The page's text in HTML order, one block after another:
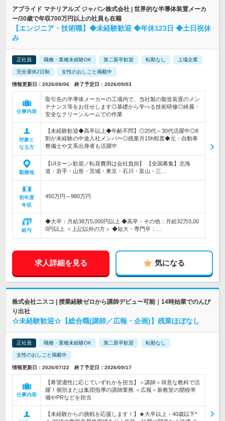
アプライド マテリアルズ ジャパン株式会社 | 世界的な半導体装置メーカ
ー/30歳で年収700万円以上の社員も在籍
【エンジニア・技術職】◆未経験歓迎 ◆年休123日 ◆土日祝休
み
正社員 職種・業種未経験OK 第二新卒歓迎 転勤なし 上場企業
完全週休2日制 女性のおしごと掲載中
情報更新日：2026/08/06 終了予定日：2026/09/03
仕事内容
取引先の半導体メーカーの工場内で、当社製の製造装置のメン
テナンス等をお任せします◎基礎から学べる技術研修◎綺麗・
安全なクリーンルームでの作業
対象と
なる方
【未経験歓迎◆高卒以上◆年齢不問】◎20代～30代活躍中◎8
割が未経験の中途入社メンバー◎残業月15h程度◆元・自動車
整備士や文系出身者も活躍中
勤務地
【UIターン歓迎／転居費用は会社負担】 【全国募集】北海
道・岩手・山形・茨城・東京・石川・富山・三…
初年度
年収
450万円～980万円
給与
◆大卒：月給38万5,000円以上 ◆高卒・その他：月給32万0,00
0円以上 ＜上記以外の方＞ ◆短大・専門卒：…
求人詳細を見る 気になる
株式会社ニスコ | 授業経験ゼロから講師デビュー可能｜14時始業でのんび
り出社
☆未経験歓迎☆【総合職(講師／広報・企画)】残業ほぼなし
正社員 職種・業種未経験OK 第二新卒歓迎 転勤なし
女性のおしごと掲載中
情報更新日：2026/07/22 終了予定日：2026/09/17
仕事内容
【希望適性に応じていずれかを担当】＜講師＞得意な教科で活
躍！個別または集団指導の講師業務 ＜広報＞新教室の開校準
備やPRなどを担当
【未経験からの挑戦を応援します！】★大卒以上・40歳以下*